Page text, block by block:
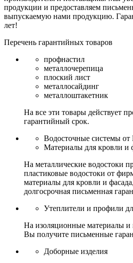
продукции и предоставляем
выпускаемую нами продукцию.
лет!
Перечень гарантийных товаров
профнастил
металлочерепица
плоский лист
металлосайдинг
металлоштакетник
На все эти товары действует
гарантийный срок.
Водосточные системы от
Материалы для кровли и
На металлические водостоки
пластиковые водостоки от
материалы для кровли и
долгосрочная письменная
Утеплители и профили
На изоляционные материалы и
Вы получите письменные
Доборные изделия